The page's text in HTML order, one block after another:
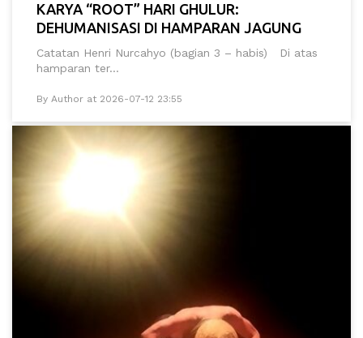
KARYA “ROOT” HARI GHULUR:
DEHUMANISASI DI HAMPARAN JAGUNG
Catatan Henri Nurcahyo (bagian 3 – habis) Di atas
hamparan ter...
By Author at 2026-07-12 23:55